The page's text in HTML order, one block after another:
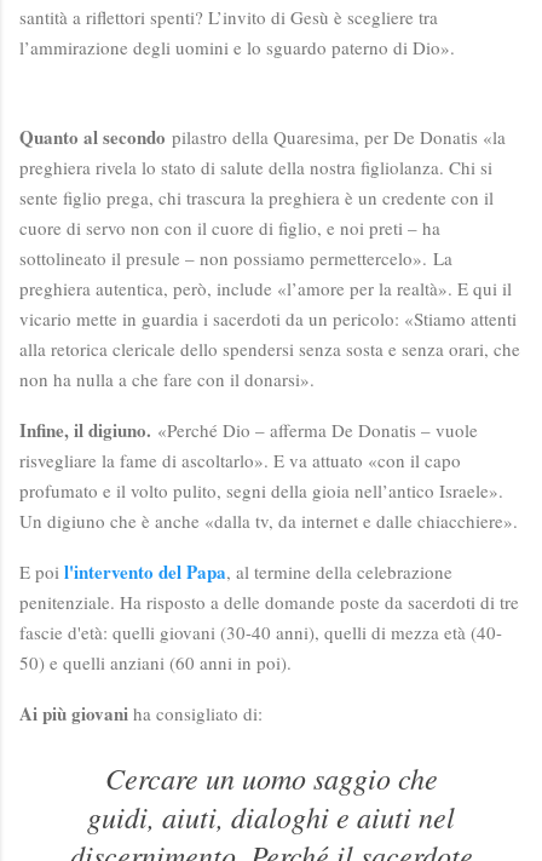
santità a riflettori spenti? L’invito di Gesù è scegliere tra
l’ammirazione degli uomini e lo sguardo paterno di Dio».
Quanto al secondo pilastro della Quaresima, per De Donatis «la
preghiera rivela lo stato di salute della nostra figliolanza. Chi si
sente figlio prega, chi trascura la preghiera è un credente con il
cuore di servo non con il cuore di figlio, e noi preti – ha
sottolineato il presule – non possiamo permettercelo». La
preghiera autentica, però, include «l’amore per la realtà». E qui il
vicario mette in guardia i sacerdoti da un pericolo: «Stiamo attenti
alla retorica clericale dello spendersi senza sosta e senza orari, che
non ha nulla a che fare con il donarsi».
Infine, il digiuno. «Perché Dio – afferma De Donatis – vuole
risvegliare la fame di ascoltarlo». E va attuato «con il capo
profumato e il volto pulito, segni della gioia nell’antico Israele».
Un digiuno che è anche «dalla tv, da internet e dalle chiacchiere».
E poi l'intervento del Papa, al termine della celebrazione
penitenziale. Ha risposto a delle domande poste da sacerdoti di tre
fascie d'età: quelli giovani (30-40 anni), quelli di mezza età (40-
50) e quelli anziani (60 anni in poi).
Ai più giovani ha consigliato di:
Cercare un uomo saggio che
guidi, aiuti, dialoghi e aiuti nel